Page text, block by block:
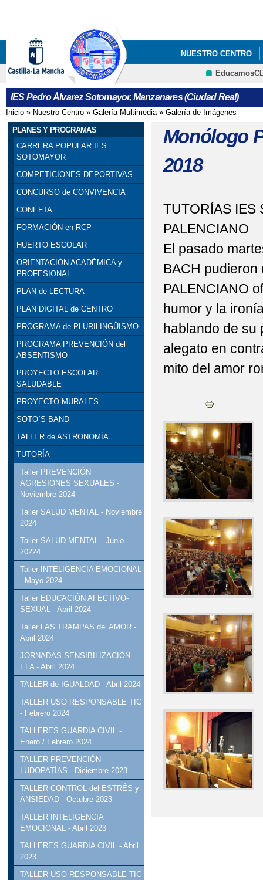
NUESTRO CENTRO
INFÓRMATE
IES Pedro Álvarez Sotomayor, Manzanares (Ciudad Real)
Se encuentra usted aquí
Inicio » Nuestro Centro » Galería Multimedia» Galería de Imágenes
PLANES Y PROGRAMAS
CARRERA POPULAR IES
SOTOMAYOR
COMPETICIONES DEPORTIVAS
CONCURSO de CONVIVENCIA
CONEFTA
FORMACIÓN en RCP
HUERTO ESCOLAR
ORIENTACIÓN ACADÉMICA y
PROFESIONAL
PLAN de LECTURA
PLAN DIGITAL de CENTRO
PROGRAMA de PLURILINGÜISMO
PROGRAMA PREVENCIÓN del
ABSENTISMO
PROYECTO ESCOLAR
SALUDABLE
PROYECTO MURALES
SOTO´S BAND
TALLER de ASTRONOMÍA
TUTORÍA
Taller PREVENCIÓN
AGRESIONES SEXUALES -
Noviembre 2024
Taller SALUD MENTAL - Noviembre
2024
Taller SALUD MENTAL - Junio
20224
Taller INTELIGENCIA EMOCIONAL
- Mayo 2024
Taller EDUCACIÓN AFECTIVO-
SEXUAL - Abril 2024
Taller LAS TRAMPAS del AMOR -
Abril 2024
JORNADAS SENSIBILIZACIÓN
ELA - Abril 2024
TALLER de IGUALDAD - Abril 2024
TALLER USO RESPONSABLE TIC
- Febrero 2024
TALLERES GUARDIA CIVIL -
Enero / Febrero 2024
TALLER PREVENCIÓN
LUDOPATÍAS - Diciembre 2023
TALLER CONTROL del ESTRÉS y
ANSIEDAD - Octubre 2023
TALLER INTELIGENCIA
EMOCIONAL - Abril 2023
TALLERES GUARDIA CIVIL - Abril
2023
TALLER USO RESPONSABLE TIC
Monólogo
2018
TUTORÍAS IES
PALENCIANO
El pasado
BACH pudieron
PALENCIANO
humor y la
hablando de su
alegato en
mito del amor